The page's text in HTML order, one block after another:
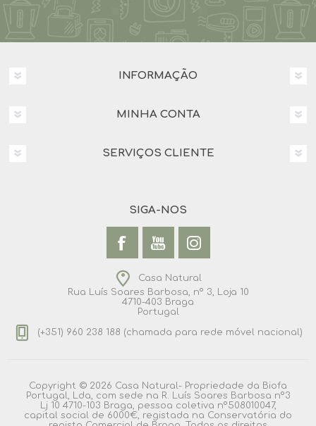
INFORMAÇÃO
MINHA CONTA
SERVIÇOS CLIENTE
SIGA-NOS
Casa Natural
Rua Luís Soares Barbosa, nº 3, Loja 10
4710-403 Braga
Portugal
(+351) 960 238 188 (chamada para rede móvel nacional)
Copyright © 2026 Casa Natural- Propriedade da Biofa
Portugal, Lda, com sede na R. Luís Soares Barbosa nº3
Lj 10 4710-103 Braga, pessoa coletiva nº508010047,
capital social de 6000€, registada na Conservatória do